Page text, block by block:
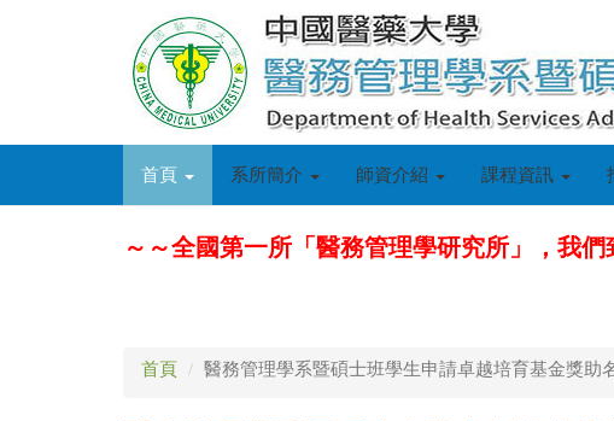
首頁 系所簡介 師資介紹 課程資訊
～～全國第一所「醫務管理學研究所」，我
首頁 醫務管理學系暨碩士班學生申請卓越培育基金獎助